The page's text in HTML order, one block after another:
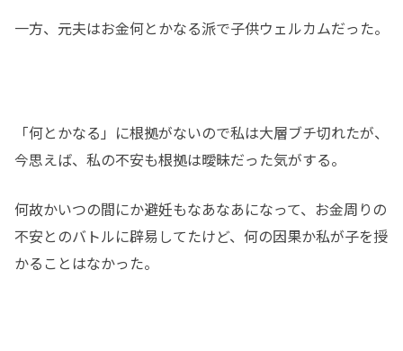
一方、元夫はお金何とかなる派で子供ウェルカムだった。
「何とかなる」に根拠がないので私は大層ブチ切れたが、
今思えば、私の不安も根拠は曖昧だった気がする。
何故かいつの間にか避妊もなあなあになって、お金周りの
不安とのバトルに辟易してたけど、何の因果か私が子を授
かることはなかった。